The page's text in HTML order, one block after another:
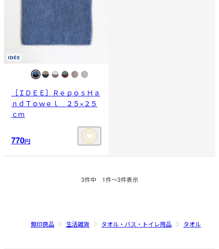
［ＩＤＥＥ］ＲｅｐｏｓＨａ
ｎｄＴｏｗｅｌ ２５×２５
ｃｍ
770円
3件中 1件〜3件表示
無印良品 生活雑貨 タオル・バス・トイレ用品 タオル